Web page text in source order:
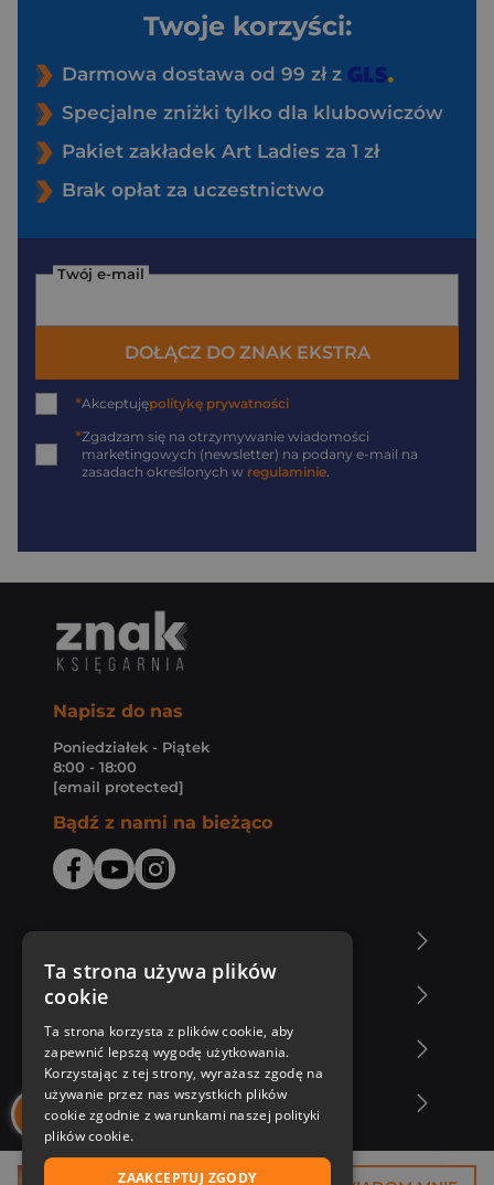
Twoje korzyści:
Darmowa dostawa od 99 zł z
Specjalne zniżki tylko dla klubowiczów
Pakiet zakładek Art Ladies za 1 zł
Brak opłat za uczestnictwo
Twój e-mail
DOŁĄCZ DO ZNAK EKSTRA
*Akceptujępolitykę prywatności
*Zgadzam się na otrzymywanie wiadomości
marketingowych (newsletter) na podany e-mail na
zasadach określonych w regulaminie
Napisz do nas
Poniedziałek - Piątek
8:00 - 18:00
[email protected]
Bądź z nami na bieżąco
Zakupy u nas
Nasza oferta
Nasi autorzy
Ta strona używa plików
cookie
Ta strona korzysta z plików cookie, aby
zapewnić lepszą wygodę użytkowania.
Korzystając z tej strony, wyrażasz zgodę na
używanie przez nas wszystkich plików
cookie zgodnie z warunkami naszej polityki
plików cookie.
ZAAKCEPTUJ ZGODY